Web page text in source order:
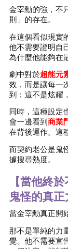
金宰勳的強，不
則」的存在。
在這個看似現實
他不需要證明自
為什麼他能夠在
劇中對於超能元
效，而是讓每一
到：這不是炫耀
同時，這種設定
會一邊看到商業
在背後運作。這
而契約老公是鬼
據搜尋熱度。
【當他終
鬼怪的真
當金宰勳真正開
那不是單純的力
覺。他不需要宣